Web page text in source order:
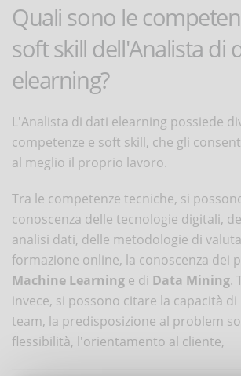
Quali sono le
soft skill dell'Analista di
elearning?
L'Analista di dati elearning possiede
competenze e soft skill, che gli
al meglio il proprio lavoro.
Tra le competenze tecniche, si
conoscenza delle tecnologie digitali,
analisi dati, delle metodologie di
formazione online, la conoscenza dei
Machine Learning e di Data Mining.
invece, si possono citare la capacità
team, la predisposizione al problem
flessibilità, l'orientamento al cliente,